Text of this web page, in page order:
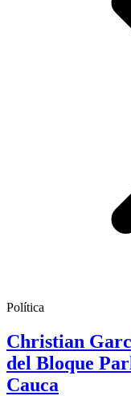
Política
Christian
del Bloque
Cauca